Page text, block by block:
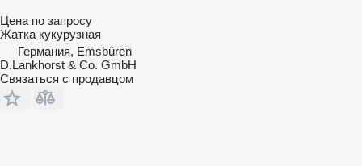
Цена по запросу
Жатка кукурузная
Германия, Emsbüren
D.Lankhorst & Co. GmbH
Связаться с продавцом